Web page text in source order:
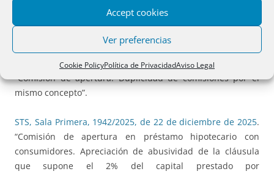
Accept cookies
Ver preferencias
Cookie PolicyPolítica de PrivacidadAviso Legal
caso la cláusula no cumple con los requisitos de
STS, Sala Primera, 1865/2025, de 16 de diciembre de 2025
“Comisión de apertura. Duplicidad de comisiones por el
mismo concepto”.
STS, Sala Primera, 1942/2025, de 22 de diciembre de 2025.
“Comisión de apertura en préstamo hipotecario con
consumidores. Apreciación de abusividad de la cláusula
que supone el 2% del capital prestado por